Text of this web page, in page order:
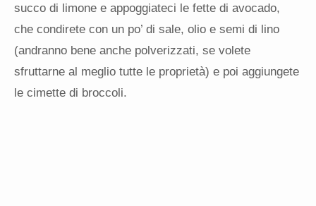
succo di limone e appoggiateci le fette di avocado,
che condirete con un po’ di sale, olio e semi di lino
(andranno bene anche polverizzati, se volete
sfruttarne al meglio tutte le proprietà) e poi aggiungete
le cimette di broccoli.